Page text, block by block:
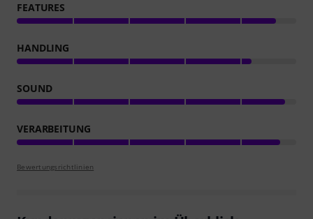
FEATURES
HANDLING
SOUND
VERARBEITUNG
Bewertungsrichtlinien